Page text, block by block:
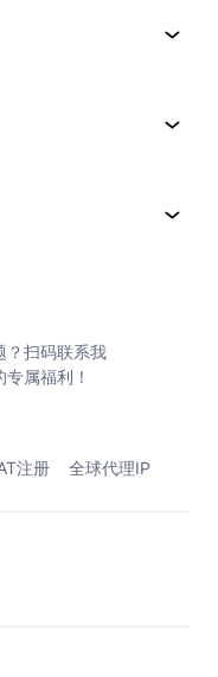
？扫码联系我
属福利！
注册 全球代理IP